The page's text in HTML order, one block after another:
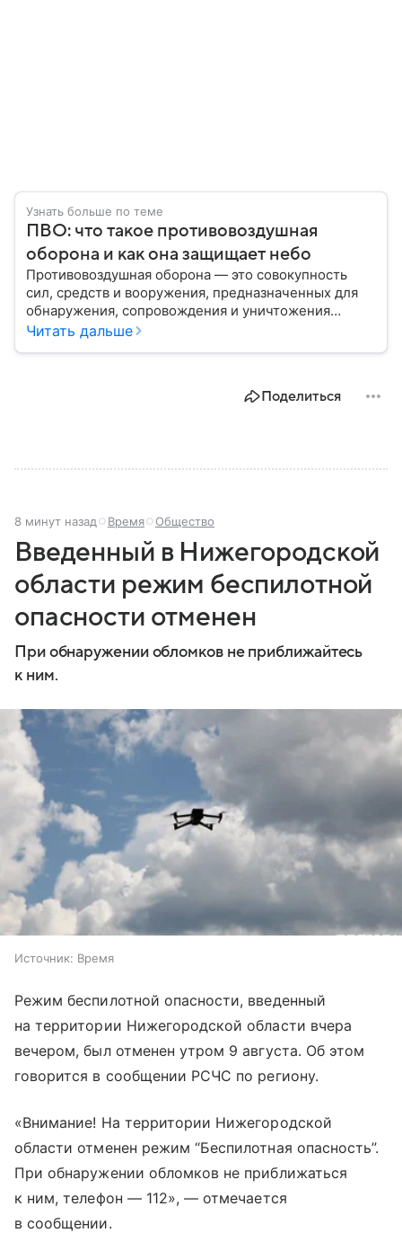
Узнать больше по теме
ПВО: что такое противовоздушная
оборона и как она защищает небо
Противовоздушная оборона — это совокупность
сил, средств и вооружения, предназначенных для
обнаружения, сопровождения и уничтожения
средств воздушного нападения. Современные
Читать дальше
Поделиться
8 минут назад Время Общество
Введенный в Нижегородской
области режим беспилотной
опасности отменен
При обнаружении обломков не приближайтесь
к ним.
Источник: Время
Режим беспилотной опасности, введенный
на территории Нижегородской области вчера
вечером, был отменен утром 9 августа. Об этом
говорится в сообщении РСЧС по региону.
«Внимание! На территории Нижегородской
области отменен режим “Беспилотная опасность”.
При обнаружении обломков не приближаться
к ним, телефон — 112», — отмечается
в сообщении.